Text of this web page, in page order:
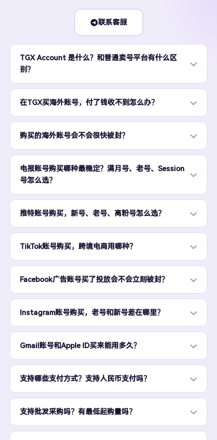
联系客服
TGX Account 是什么？和普通卖号平台有什么区
别？
在TGX买海外账号，付了钱收不到怎么办？
购买的海外账号会不会很快被封？
电报账号购买哪种最稳定？满月号、老号、Session
号怎么选？
推特账号购买，新号、老号、高粉号怎么选？
TikTok账号购买，跨境电商用哪种？
Facebook广告账号买了投放会不会立刻被封？
Instagram账号购买，老号和新号差在哪里？
Gmail账号和Apple ID买来能用多久？
支持哪些支付方式？支持人民币支付吗？
支持批发采购吗？有最低起购量吗？